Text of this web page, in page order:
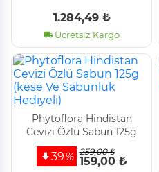
1.284,49 ₺
Ücretsiz Kargo
Phytoflora Hindistan
Cevizi Özlü Sabun 125g
(kese Ve Sabunluk
Hediyeli)
39% 259,00 ₺
159,00 ₺